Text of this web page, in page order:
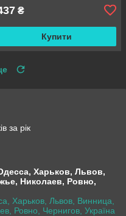
₴
Купити
за рік
Харьков, Львов,
Николаев, Ровно,
Харьков, Львов, Винница,
Ровно, Чернигов, Україна